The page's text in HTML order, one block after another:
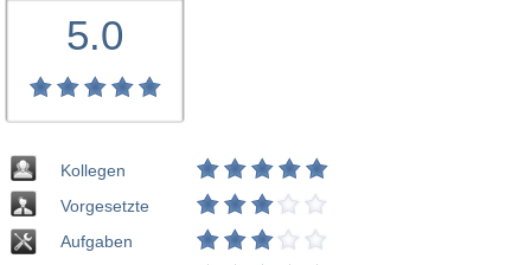
5.0
Kollegen
Vorgesetzte
Aufgaben